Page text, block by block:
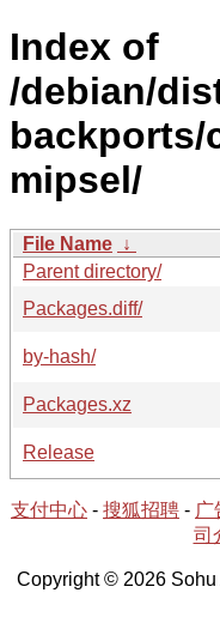
Index of
/debian/
backports/
mipsel/
File Name ↓
Parent directory/
Packages.diff/
by-hash/
Packages.xz
Release
支付中心 - 搜狐招聘 - 广
司
Copyright © 2026 Sohu